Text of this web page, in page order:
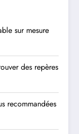
sur mesure
des repères
recommandées